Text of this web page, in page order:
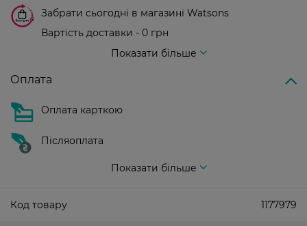
Забрати сьогодні в магазині Watsons
Вартість доставки - 0 грн
Показати більше
Оплата
Оплата карткою
Післяоплата
Показати більше
Код товару 1177979